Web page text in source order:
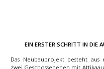
EIN ERSTER SCHRITT IN DIE
Das Neubauprojekt besteht aus
zwei Geschossebenen mit